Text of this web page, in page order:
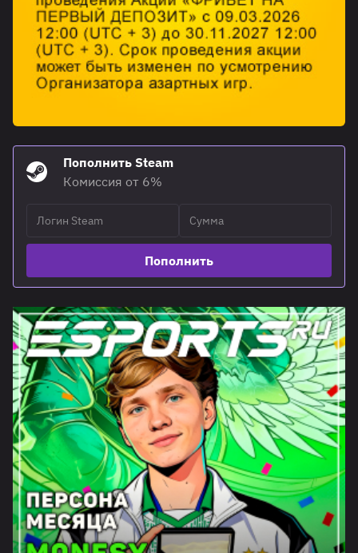
Пополнить Steam
Комиссия от 6%
Пополнить